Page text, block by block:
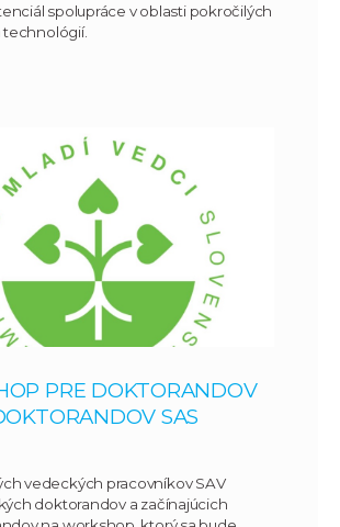
spolupráce v oblasti pokročilých
technológií.
PRE DOKTORANDOV
SAS
vedeckých pracovníkov SAV
doktorandov a začínajúcich